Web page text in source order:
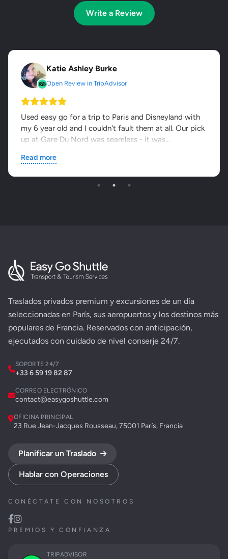
Write a Review
Katie Ashley Burke
Open Review in TripAdvisor
Used easy go for a trip to Paris and Disneyland with
my 6 year old and I couldn't fault them at all. Our pick
up at Gare Du Nord was seamless - it was...
Read more
Traslados privados premium y excursiones de un día
seleccionadas en París, sus aeropuertos y los destinos más
populares de Francia. Reservados con anticipación,
ejecutados con cuidado de nivel conserje 24/7.
SOPORTE 24/7
+33 6 59 19 82 87
CORREO ELECTRÓNICO
contact@easygoshuttle.com
OFICINA PRINCIPAL
23 Rue Jean-Jacques Rousseau, 75001 París, Francia
Planificar un Traslado
Hablar con Operaciones
CONÉCTATE CON NOSOTROS
PREMIOS Y CONFIANZA
TRIPADVISOR